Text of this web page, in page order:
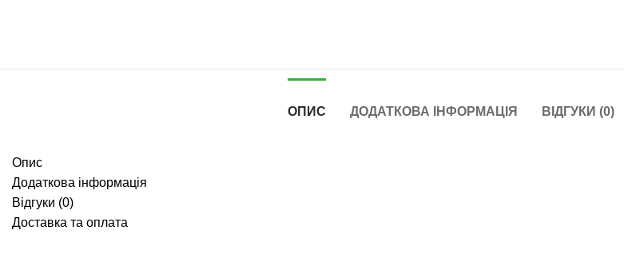
ОПИС ДОДАТКОВА ІНФОРМАЦІЯ ВІДГУКИ (0)
Опис
Додаткова інформація
Відгуки (0)
Доставка та оплата